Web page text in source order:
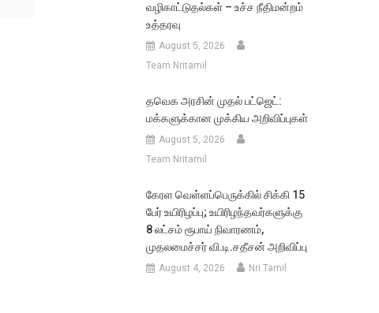
வழிகாட்டுதல்கள் – உச்ச நீதிமன்றம்
உத்தரவு
August 5, 2026
Team Nritamil
தவெக அரசின் முதல் பட்ஜெட்:
மக்களுக்கான முக்கிய அறிவிப்புகள்
August 5, 2026
Team Nritamil
கேரள வெள்ளப்பெருக்கில் சிக்கி 15
பேர் உயிரிழப்பு; உயிரிழந்தவர்களுக்கு
8 லட்சம் ரூபாய் நிவாரணம்,
முதலமைச்சர் வி.டி.சதீசன் அறிவிப்பு
August 4, 2026 Nri Tamil